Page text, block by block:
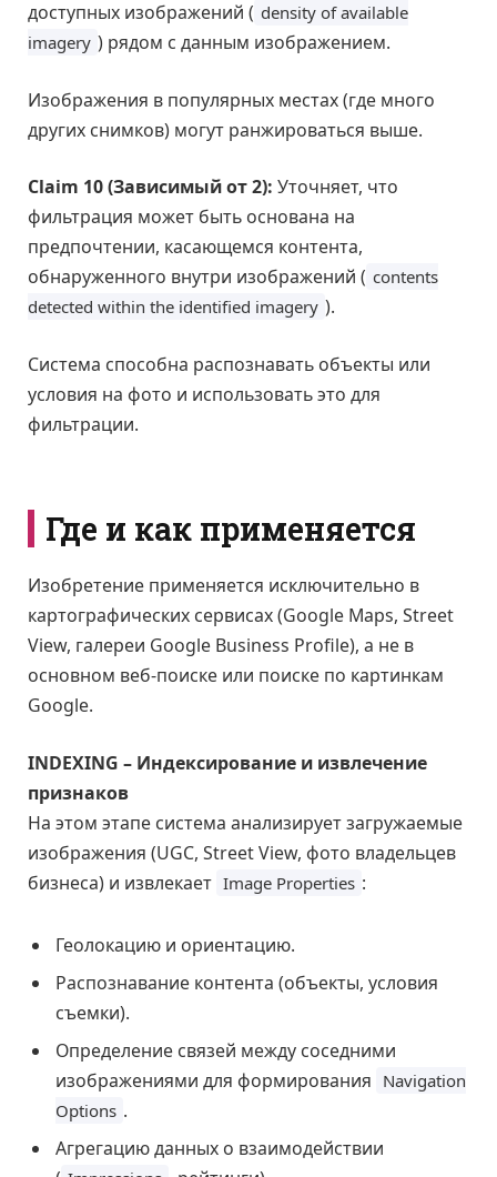
доступных изображений ( density of available
imagery ) рядом с данным изображением.
Изображения в популярных местах (где много
других снимков) могут ранжироваться выше.
Claim 10 (Зависимый от 2): Уточняет, что
фильтрация может быть основана на
предпочтении, касающемся контента,
обнаруженного внутри изображений ( contents
detected within the identified imagery ).
Система способна распознавать объекты или
условия на фото и использовать это для
фильтрации.
Где и как применяется
Изобретение применяется исключительно в
картографических сервисах (Google Maps, Street
View, галереи Google Business Profile), а не в
основном веб-поиске или поиске по картинкам
Google.
INDEXING – Индексирование и извлечение
признаков
На этом этапе система анализирует загружаемые
изображения (UGC, Street View, фото владельцев
бизнеса) и извлекает Image Properties :
Геолокацию и ориентацию.
Распознавание контента (объекты, условия
съемки).
Определение связей между соседними
изображениями для формирования Navigation
Options .
Агрегацию данных о взаимодействии